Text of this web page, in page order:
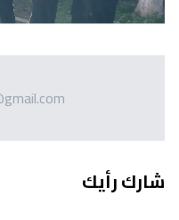
شارك رأيك